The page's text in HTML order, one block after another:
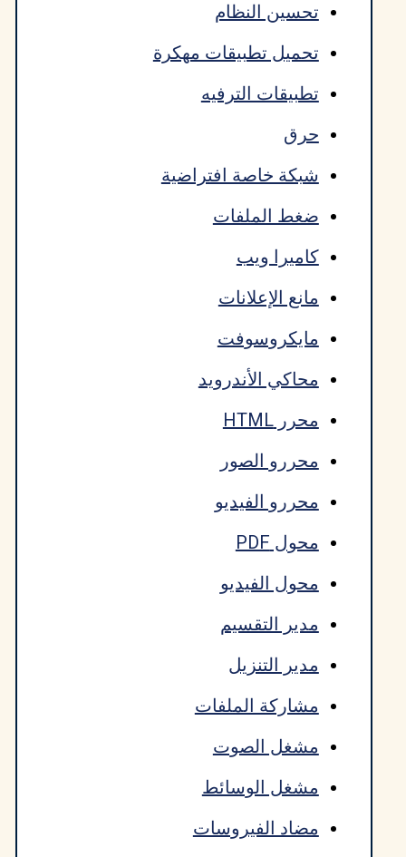
تحسين النظام
تحميل تطبيقات مهكرة
تطبيقات الترفيه
شبكة خاصة افتراضية
ضغط الملفات
كاميرا ويب
مانع الإعلانات
مايكروسوفت
محاكي الأندرويد
محررو الصور
محررو الفيديو
محول الفيديو
مدير التقسيم
مدير التنزيل
مشاركة الملفات
مشغل الصوت
مشغل الوسائط
مضاد الفيروسات